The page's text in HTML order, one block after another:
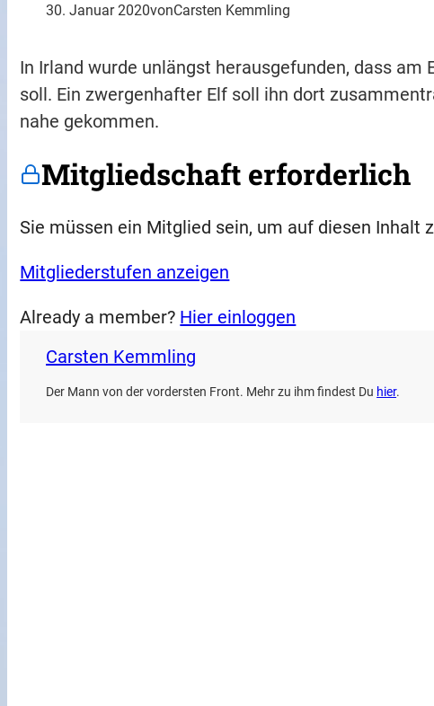
30. Januar 2020vonCarsten Kemmling
In Irland wurde unlängst herausgefunden, dass am
soll. Ein zwergenhafter Elf soll ihn dort
nahe gekommen.
Mitgliedschaft erforderlich
Sie müssen ein Mitglied sein, um auf diesen Inhalt
Mitgliederstufen anzeigen
Already a member? Hier einloggen
Carsten Kemmling
Der Mann von der vordersten Front. Mehr zu ihm findest Du hier.